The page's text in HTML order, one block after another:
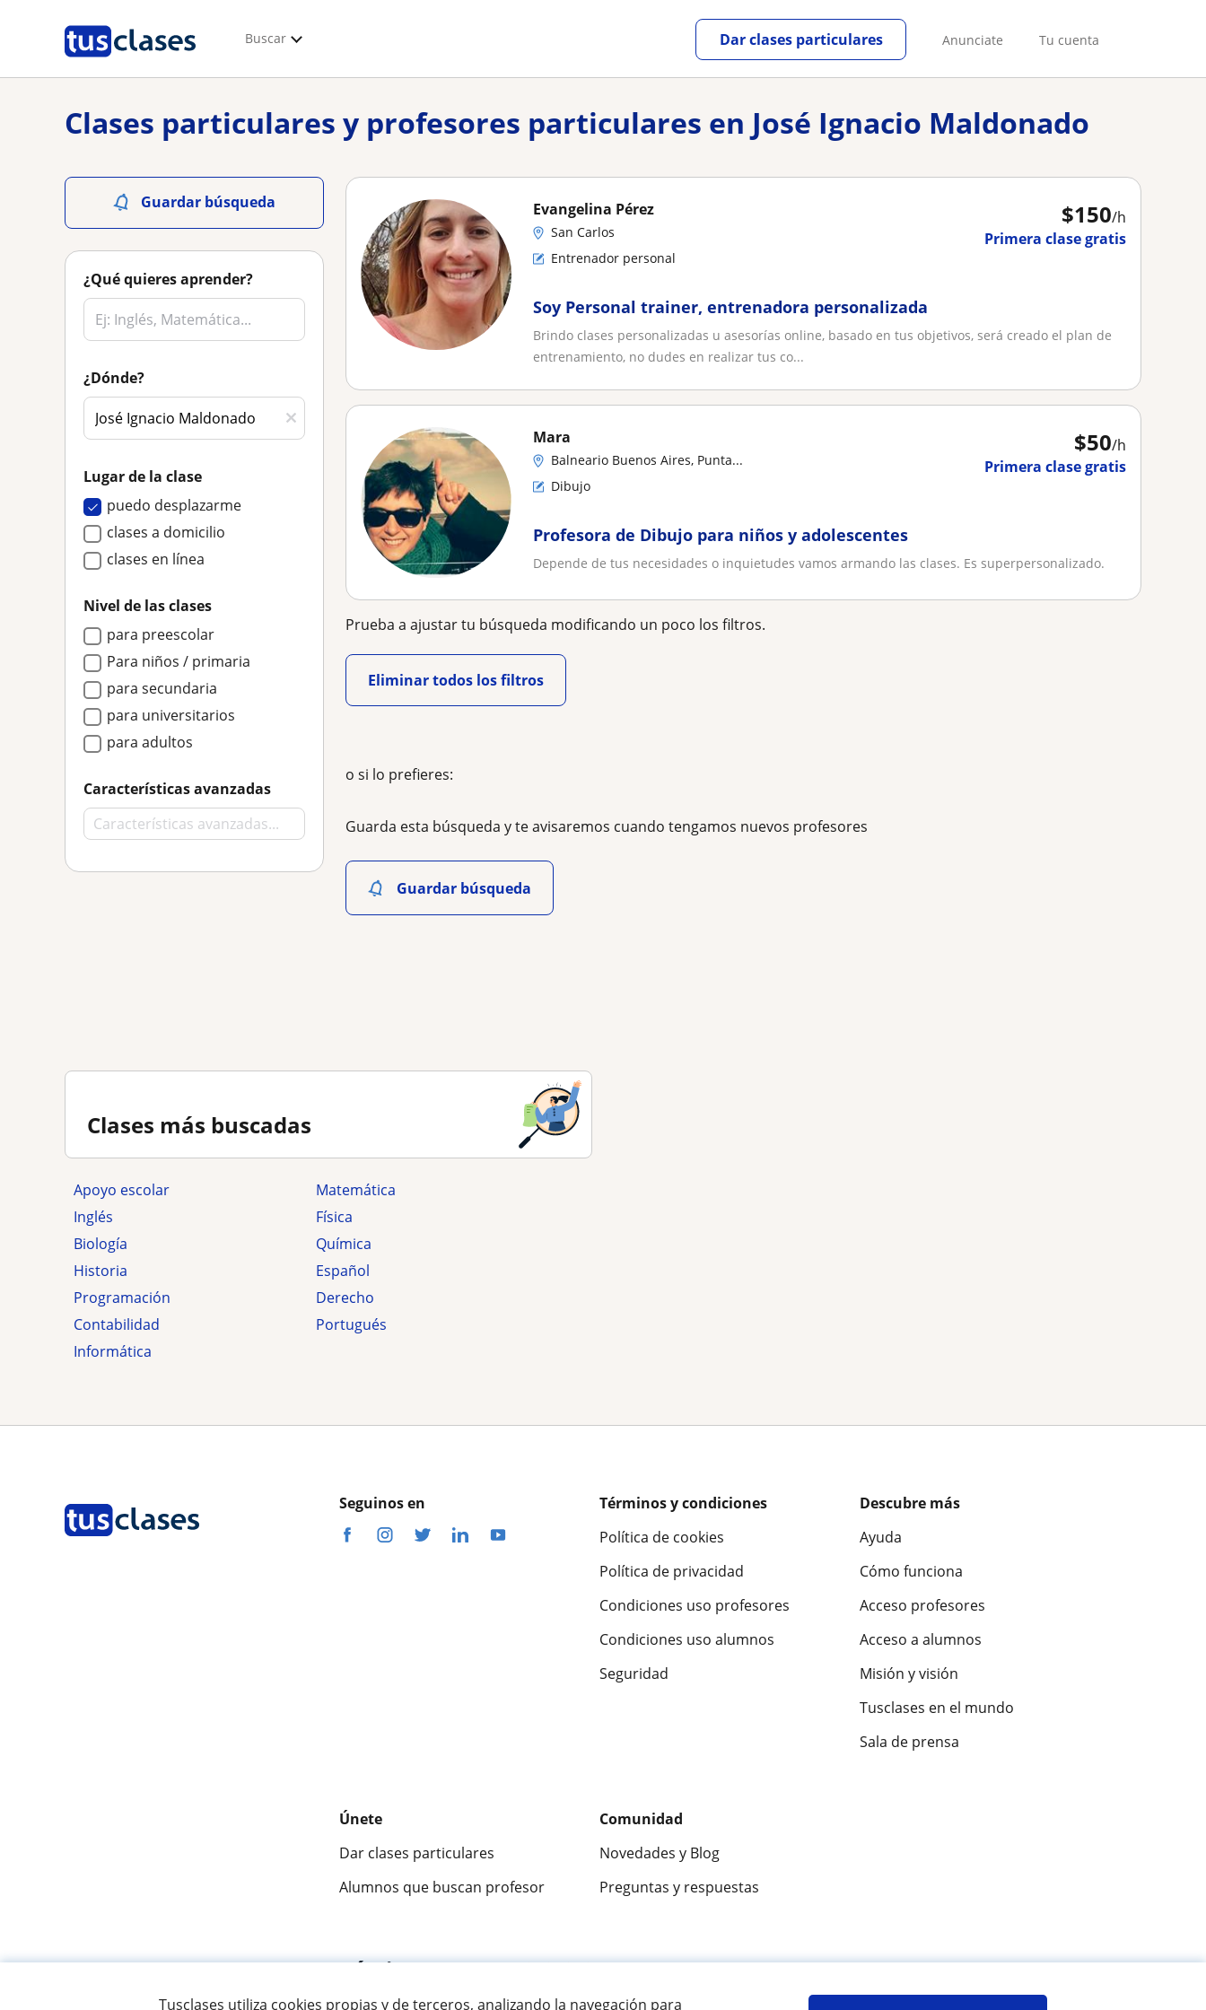
Tusclases utiliza cookies propias y de terceros, analizando la navegación para
Buscar Anunciate Tu cuenta
Dar clases particulares
Clases particulares y profesores particulares en José Ignacio Maldonado
Guardar búsqueda
¿Qué quieres aprender?
¿Dónde?
Lugar de la clase
puedo desplazarme
clases a domicilio
clases en línea
Nivel de las clases
para preescolar
Para niños / primaria
para secundaria
para universitarios
para adultos
Características avanzadas
$150/h
Primera clase gratis
Evangelina Pérez
San Carlos
Entrenador personal
Soy Personal trainer, entrenadora personalizada
Brindo clases personalizadas u asesorías online, basado en tus objetivos, será creado el plan de
entrenamiento, no dudes en realizar tus co...
$50/h
Primera clase gratis
Mara
Balneario Buenos Aires, Punta...
Dibujo
Profesora de Dibujo para niños y adolescentes
Depende de tus necesidades o inquietudes vamos armando las clases. Es superpersonalizado.
Prueba a ajustar tu búsqueda modificando un poco los filtros.
Eliminar todos los filtros
o si lo prefieres:
Guarda esta búsqueda y te avisaremos cuando tengamos nuevos profesores
Guardar búsqueda
Clases más buscadas
Apoyo escolar
Matemática
Inglés
Física
Biología
Química
Historia
Español
Programación
Derecho
Contabilidad
Portugués
Informática
Seguinos en
Términos y condiciones
Política de cookies
Política de privacidad
Condiciones uso profesores
Condiciones uso alumnos
Seguridad
Descubre más
Ayuda
Cómo funciona
Acceso profesores
Acceso a alumnos
Misión y visión
Tusclases en el mundo
Sala de prensa
Únete
Dar clases particulares
Alumnos que buscan profesor
Comunidad
Novedades y Blog
Preguntas y respuestas
Fantástica 9,5/10 ★★★★★